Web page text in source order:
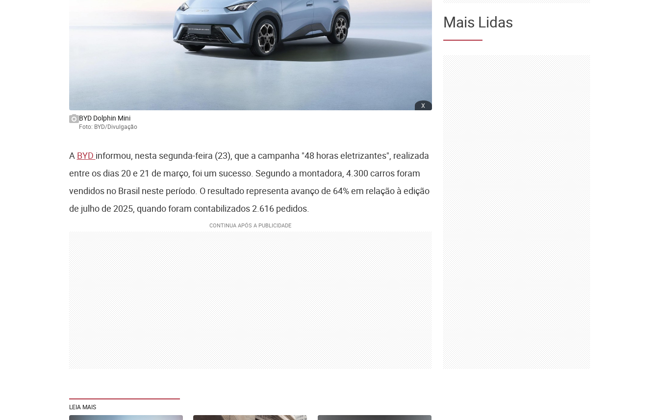
x
BYD Dolphin Mini
Foto: BYD/Divulgação
A BYD informou, nesta segunda-feira (23), que a campanha "48 horas eletrizantes", realizada
entre os dias 20 e 21 de março, foi um sucesso. Segundo a montadora, 4.300 carros foram
vendidos no Brasil neste período. O resultado representa avanço de 64% em relação à edição
de julho de 2025, quando foram contabilizados 2.616 pedidos.
LEIA MAIS
Mais Lidas